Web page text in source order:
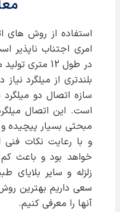
استفاده از روش های
امری اجتناب ناپذیر
در طول 12
بلندتری از میلگرد
سازه اتصال دو میلگرد
است. این اتصال
مبحثی بسیار
و با رعایت نکات فنی
خواهد بود و باعث
زلزله و سایر بلایای
سعی داریم بهترین
آنها را معرفی کنیم.